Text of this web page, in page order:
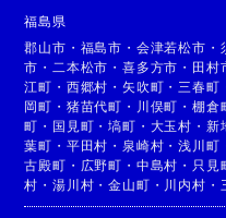
福島県
郡山市 ・ 福島市 ・ 会津若松市 ・
市 ・ 二本松市 ・喜多方市 ・ 田村
江町 ・ 西郷村 ・矢吹町 ・ 三春町
岡町 ・ 猪苗代町 ・ 川俣町 ・棚倉
町 ・ 国見町 ・塙町 ・ 大玉村 ・ 新
葉町 ・ 平田村 ・ 泉崎村 ・浅川町
古殿町 ・ 広野町 ・ 中島村 ・ 只見
村 ・湯川村 ・金山町 ・ 川内村 ・